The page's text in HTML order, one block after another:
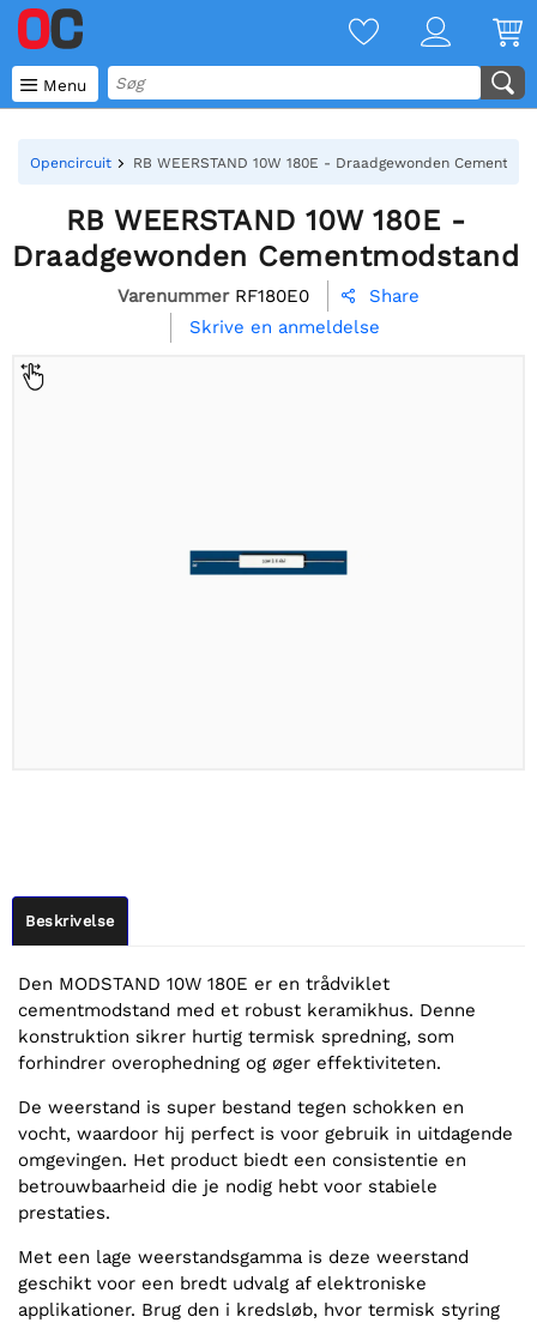
 Menu
Opencircuit RB WEERSTAND 10W 180E - Draadgewonden
RB WEERSTAND 10W 180E -
Draadgewonden Cementmodstand
Varenummer RF180E0 
Share
Skrive en anmeldelse
Beskrivelse
Den MODSTAND 10W 180E er en trådviklet
cementmodstand med et robust keramikhus. Denne
konstruktion sikrer hurtig termisk spredning, som
forhindrer overophedning og øger effektiviteten.
De weerstand is super bestand tegen schokken en
vocht, waardoor hij perfect is voor gebruik in uitdagende
omgevingen. Het product biedt een consistentie en
betrouwbaarheid die je nodig hebt voor stabiele
prestaties.
Met een lage weerstandsgamma is deze weerstand
geschikt voor een bredt udvalg af elektroniske
applikationer. Brug den i kredsløb, hvor termisk styring